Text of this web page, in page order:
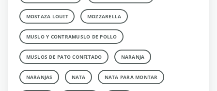
MOSTAZA LOUIT MOZZARELLA
MUSLO Y CONTRAMUSLO DE POLLO
MUSLOS DE PATO CONFITADO NARANJA
NARANJAS NATA NATA PARA MONTAR